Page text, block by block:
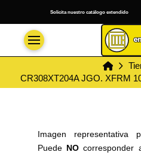
Solicita nuestro catálogo extendido
Inicio
CR308XT204A JGO. XFRM
Imagen representativa
Puede NOcorresponder